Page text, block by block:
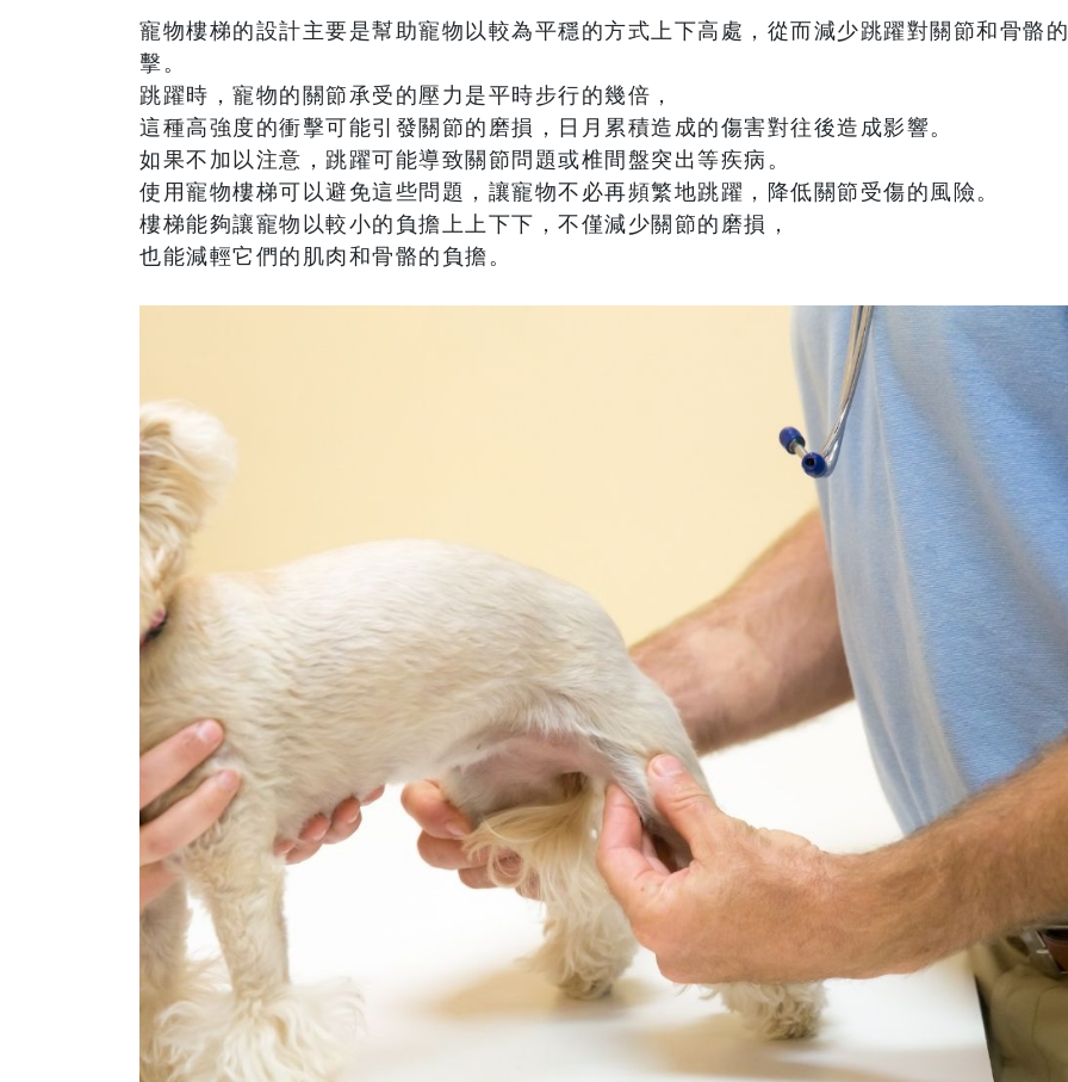
寵物樓梯的設計主要是幫助寵物以較為平穩的方式上下高處，從而減少跳躍對關節和骨骼
擊。
跳躍時，寵物的關節承受的壓力是平時步行的幾倍，
這種高強度的衝擊可能引發關節的磨損，日月累積造成的傷害對往後造成影響。
如果不加以注意，跳躍可能導致關節問題或椎間盤突出等疾病。
使用寵物樓梯可以避免這些問題，讓寵物不必再頻繁地跳躍，降低關節受傷的風險。
樓梯能夠讓寵物以較小的負擔上上下下，不僅減少關節的磨損，
也能減輕它們的肌肉和骨骼的負擔。